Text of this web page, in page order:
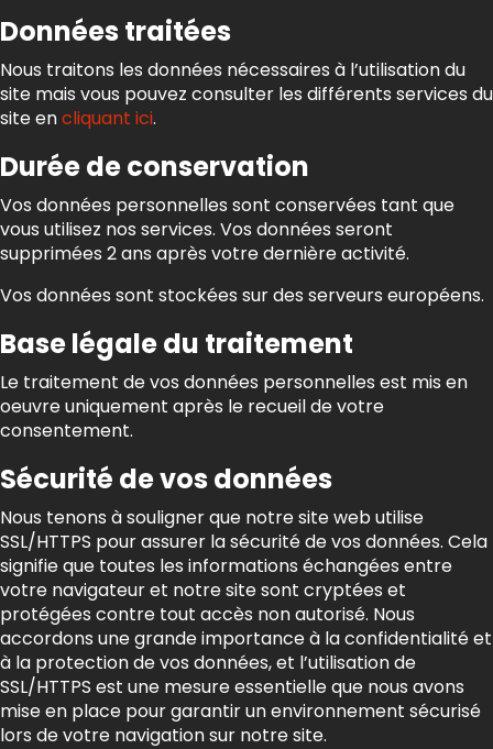
Données traitées
Nous traitons les données nécessaires à l’utilisation du
site mais vous pouvez consulter les différents services du
site encliquant ici.
Durée de conservation
Vos données personnelles sont conservées tant que
vous utilisez nos services. Vos données seront
supprimées 2 ans après votre dernière activité.
Vos données sont stockées sur des serveurs européens.
Base légale du traitement
Le traitement de vos données personnelles est mis en
oeuvre uniquement après le recueil de votre
consentement.
Sécurité de vos données
Nous tenons à souligner que notre site web utilise
SSL/HTTPS pour assurer la sécurité de vos données. Cela
signifie que toutes les informations échangées entre
votre navigateur et notre site sont cryptées et
protégées contre tout accès non autorisé. Nous
accordons une grande importance à la confidentialité et
à la protection de vos données, et l’utilisation de
SSL/HTTPS est une mesure essentielle que nous avons
mise en place pour garantir un environnement sécurisé
lors de votre navigation sur notre site.